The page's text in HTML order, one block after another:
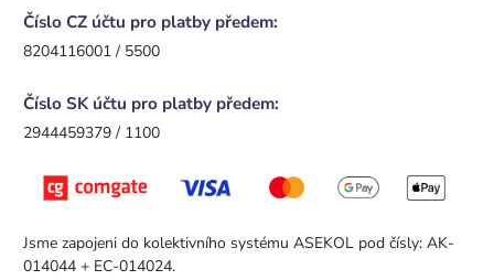
Číslo CZ účtu pro platby předem:
8204116001 / 5500
Číslo SK účtu pro platby předem:
2944459379 / 1100
Jsme zapojeni do kolektivního systému ASEKOL pod čísly: AK-
014044 + EC-014024.